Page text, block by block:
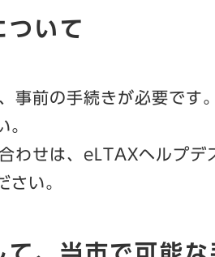
いて
事前の手続きが必要です
。
わせは、eLTAXヘルプ
い。
、当市で可能な